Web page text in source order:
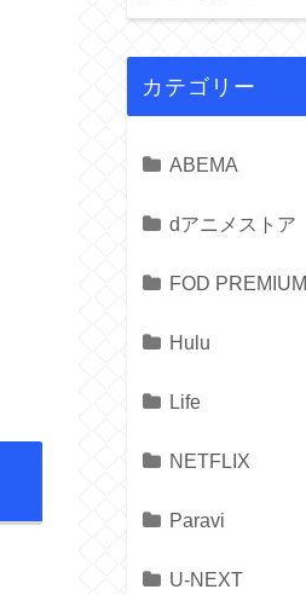
カテゴリー
ABEMA
dアニメストア
FOD PREMIUM
Hulu
Life
NETFLIX
Paravi
U-NEXT